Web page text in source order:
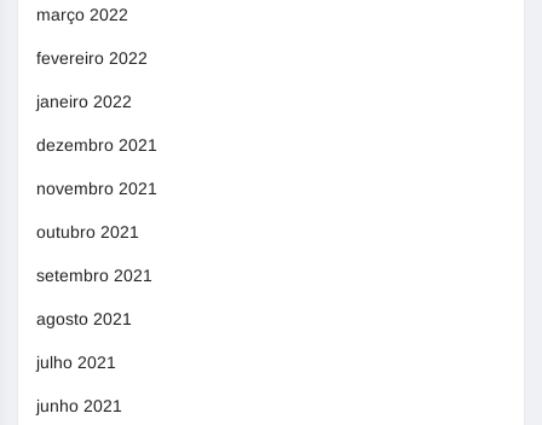
março 2022
fevereiro 2022
janeiro 2022
dezembro 2021
novembro 2021
outubro 2021
setembro 2021
agosto 2021
julho 2021
junho 2021